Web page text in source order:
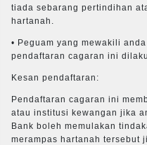
tiada sebarang pertindihan
hartanah.
• Peguam yang mewakili
pendaftaran cagaran ini
Kesan pendaftaran:
Pendaftaran cagaran ini
atau institusi kewangan jika
Bank boleh memulakan
merampas hartanah tersebut